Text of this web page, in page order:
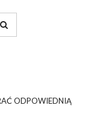
ODPOWIEDNIĄ